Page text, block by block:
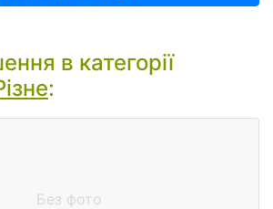
в категорії
:
Без фото